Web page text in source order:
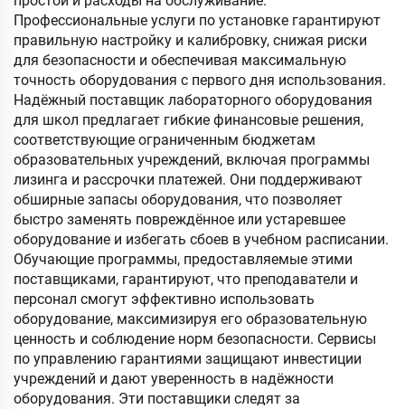
Профессиональные услуги по установке гарантируют
правильную настройку и калибровку, снижая риски
для безопасности и обеспечивая максимальную
точность оборудования с первого дня использования.
Надёжный поставщик лабораторного оборудования
для школ предлагает гибкие финансовые решения,
соответствующие ограниченным бюджетам
образовательных учреждений, включая программы
лизинга и рассрочки платежей. Они поддерживают
обширные запасы оборудования, что позволяет
быстро заменять повреждённое или устаревшее
оборудование и избегать сбоев в учебном расписании.
Обучающие программы, предоставляемые этими
поставщиками, гарантируют, что преподаватели и
персонал смогут эффективно использовать
оборудование, максимизируя его образовательную
ценность и соблюдение норм безопасности. Сервисы
по управлению гарантиями защищают инвестиции
учреждений и дают уверенность в надёжности
оборудования. Эти поставщики следят за